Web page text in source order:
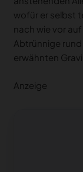
wofür er selbst
nach wie vor
Abtrünnige rund
erwähnten
Anzeige